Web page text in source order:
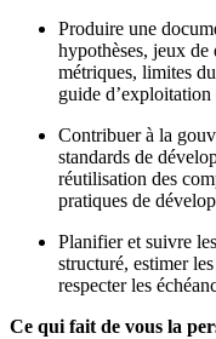
Produire une
hypothèses, jeux de
métriques, limites
guide d’exploitation
Contribuer à la
standards de
réutilisation des
pratiques de
Planifier et suivre
structuré, estimer
respecter les
Ce qui fait de vous la